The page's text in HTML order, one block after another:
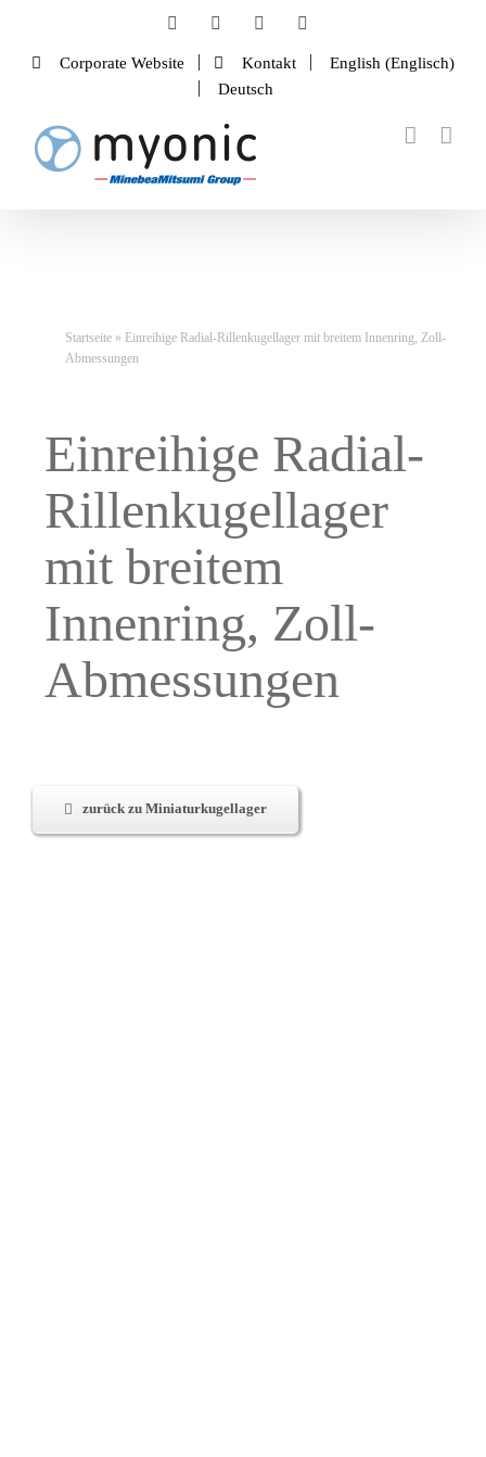
springen
FacebookLinkedInInstagram
Corporate Website Kontakt English (Englisch)
Deutsch
Startseite» Einreihige Radial-Rillenkugellager mit breitem Innenring, Zoll-
Abmessungen
Einreihige Radial-
Rillenkugellager
mit breitem
Innenring, Zoll-
Abmessungen
zurück zu Miniaturkugellager